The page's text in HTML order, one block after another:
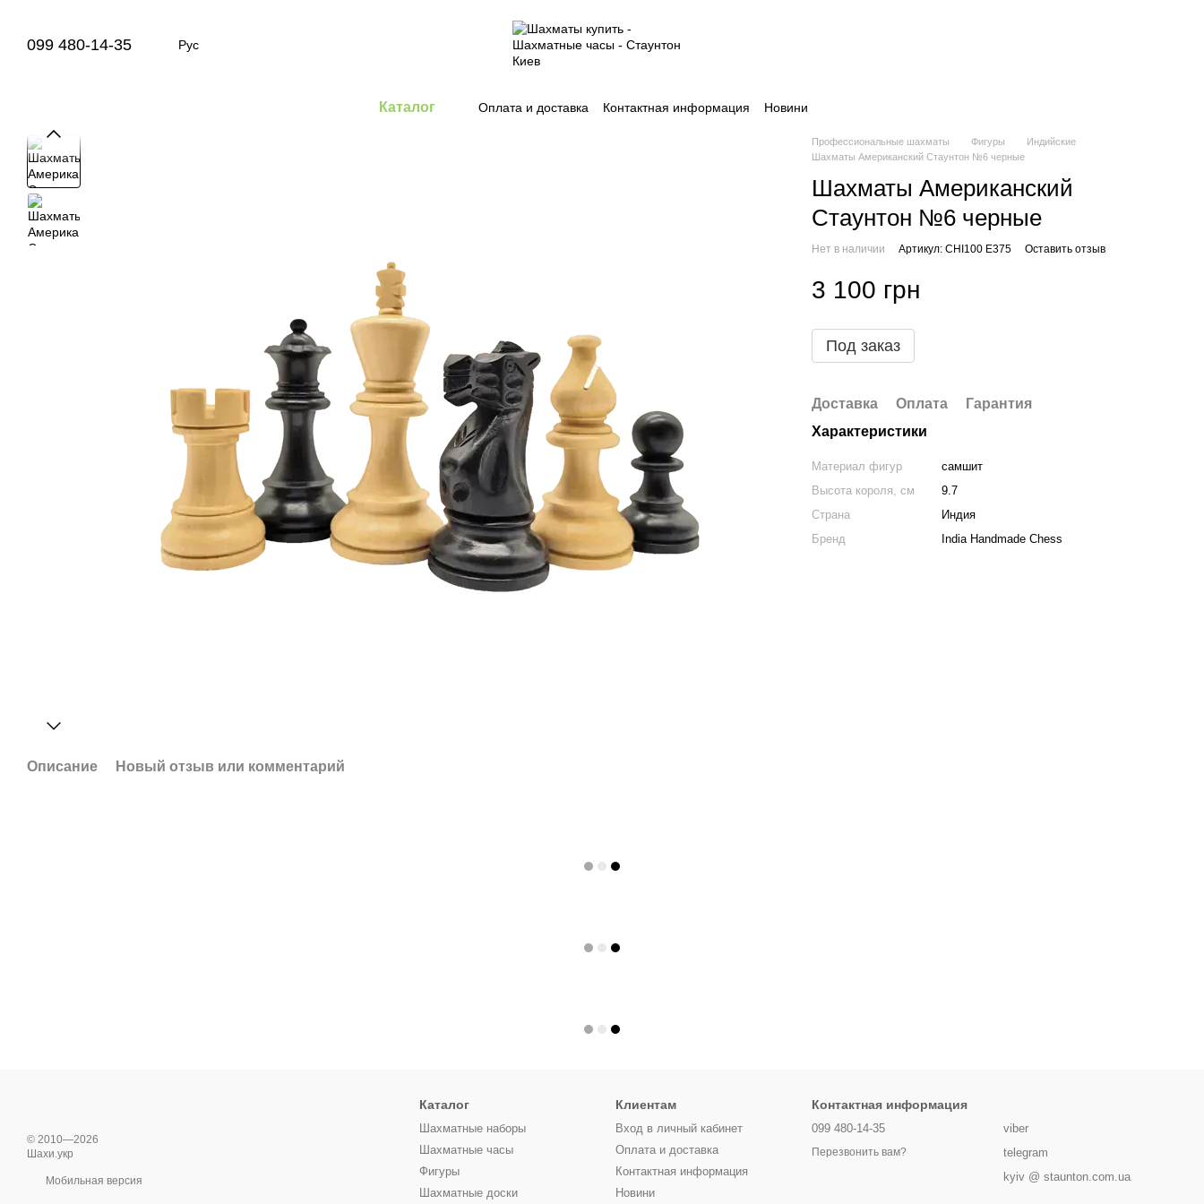
099 480-14-35 Рус
Каталог Оплата и доставка Контактная информация Новини
Описание Новый отзыв или комментарий
Профессиональные шахматы Фигуры
Индийские
Шахматы Американский Стаунтон №6 черные
Шахматы Американский
Стаунтон №6 черные
Нет в наличии Артикул: CHI100 E375 Оставить отзыв
3 100 грн
Под заказ
Доставка Оплата
Гарантия
Характеристики
Материал фигур
самшит
Высота короля, см
9.7
Страна
Индия
Бренд
India Handmade Chess
© 2010—2026
Шахи.укр
Мобильная версия
Каталог
Шахматные наборы
Шахматные часы
Фигуры
Шахматные доски
Клиентам
Вход в личный кабинет
Оплата и доставка
Контактная информация
Новини
Контактная информация
099 480-14-35
Перезвонить вам?
viber
telegram
kyiv @ staunton.com.ua